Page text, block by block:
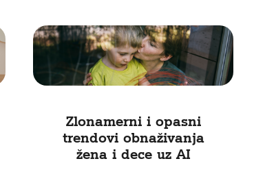
Zlonamerni i opasni
trendovi obnaživanja
žena i dece uz AI